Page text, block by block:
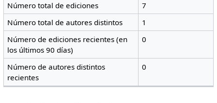
Número total de ediciones
7
Número total de autores distintos
1
Número de ediciones recientes (en
los últimos 90 días)
0
Número de autores distintos
recientes
0